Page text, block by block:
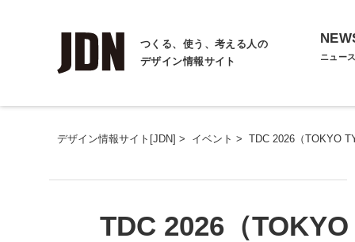
つくる、使う、考える人の
デザイン情報サイト
ニュー
デザイン情報サイト[JDN] > イベント > TDC 2026（TOKYO
TDC 2026（